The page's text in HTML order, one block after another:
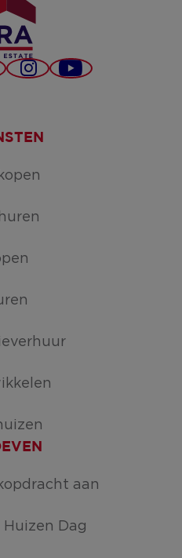
InstagramYouTube
aan
Huizen Dag